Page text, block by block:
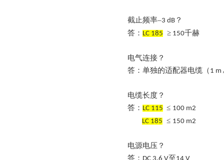
截止频率–3 dB ？
答： LC 185 ≥ 150千赫
电气连接？
答：单独的适配器电缆（ 1 m
电缆长度？
答： LC 115 ≤ 100 m2
LC 185 ≤ 150 m2
电源电压？
答：
至